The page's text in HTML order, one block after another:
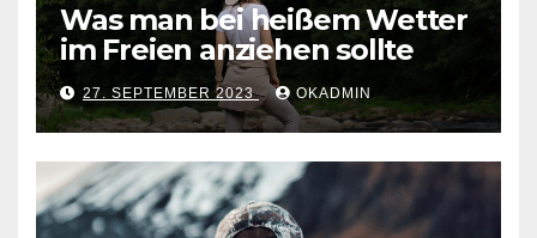
Was man bei heißem Wetter
im Freien anziehen sollte
27. SEPTEMBER 2023 OKADMIN